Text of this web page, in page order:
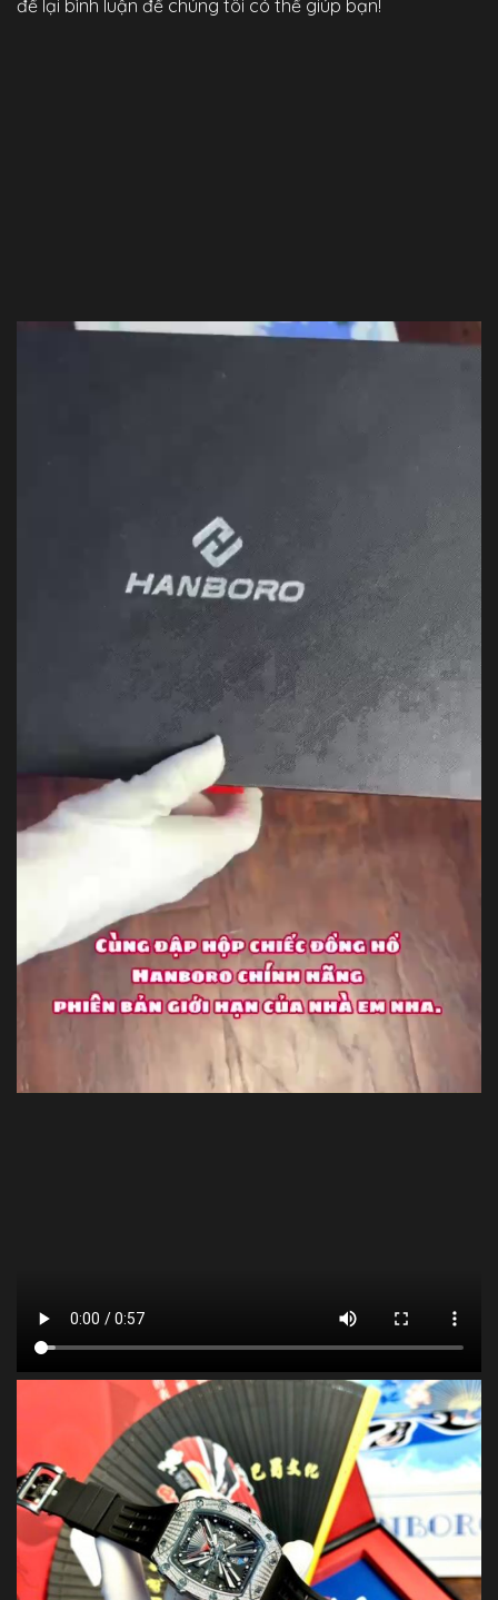
để lại bình luận để chúng tôi có thể giúp bạn!